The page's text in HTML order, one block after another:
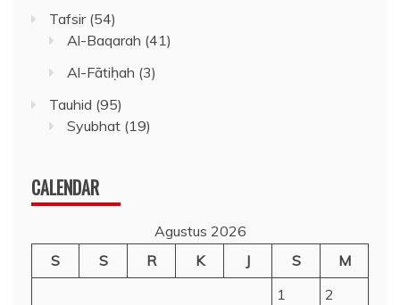
Tafsir(54)
Al-Baqarah (41)
Al-Fātiḥah (3)
Tauhid (95)
Syubhat (19)
CALENDAR
Agustus 2026
S
S R K J S
M
1
2